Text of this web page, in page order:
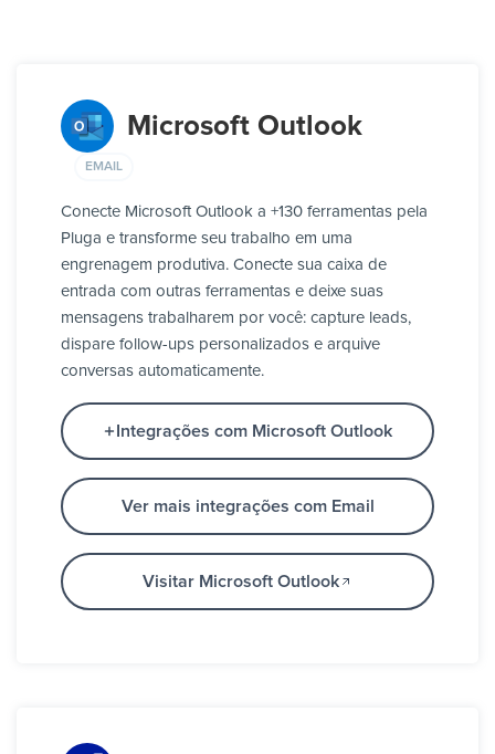
Microsoft Outlook
EMAIL
Conecte Microsoft Outlook a +130 ferramentas pela
Pluga e transforme seu trabalho em uma
engrenagem produtiva. Conecte sua caixa de
entrada com outras ferramentas e deixe suas
mensagens trabalharem por você: capture leads,
dispare follow-ups personalizados e arquive
conversas automaticamente.
Integrações com Microsoft Outlook
Ver mais integrações com Email
Visitar Microsoft Outlook